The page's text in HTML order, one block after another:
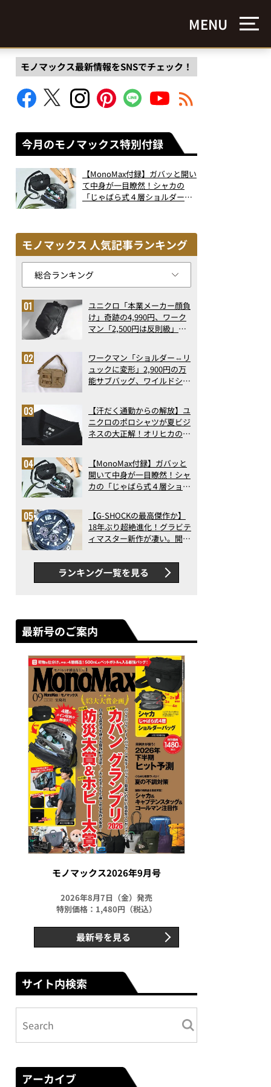
MENU
モノマックス最新情報をSNSでチェック！
今月のモノマックス特別付録
【MonoMax付録】ガバッと開い
て中身が一目瞭然！シャカの
「じゃばら式４層ショルダーバ
モノマックス 人気記事ランキング
ユニクロ「本業メーカー顔負
け」奇跡の4,990円、ワーク
マン「2,500円は反則級」凄
ト3】（2026年6月版）
ワークマン「ショルダー⇔リ
ュックに変形」2,900円の万
能サブバッグ、ワイルドシン
記事ランキングベスト3】
（2026年6月版）
【汗だく通勤からの解放】ユ
ニクロのポロシャツが夏ビジ
ネスの大正解！オリヒカの透
アの実力
【MonoMax付録】ガバッと
開いて中身が一目瞭然！シャ
カの「じゃばら式４層ショル
った！
【G-SHOCKの最高傑作か】
18年ぶり超絶進化！グラビテ
ィマスター新作が凄い。開発
新ムーブメントの衝撃
ランキング一覧を見る
最新号のご案内
モノマックス2026年9月号
2026年8月7日（金）発売
特別価格：1,480円（税込）
最新号を見る
サイト内検索
アーカイブ